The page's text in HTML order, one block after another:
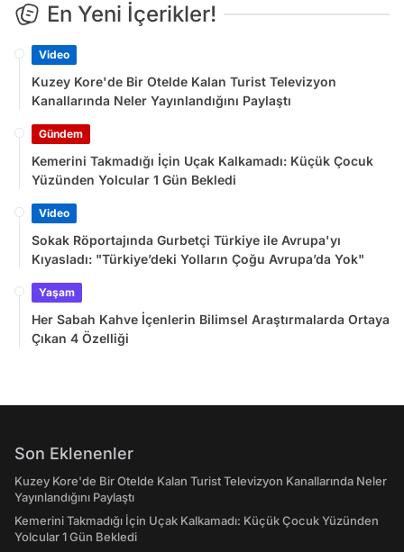
En Yeni İçerikler!
Video
Kuzey Kore'de Bir Otelde Kalan Turist Televizyon
Kanallarında Neler Yayınlandığını Paylaştı
Gündem
Kemerini Takmadığı İçin Uçak Kalkamadı: Küçük Çocuk
Yüzünden Yolcular 1 Gün Bekledi
Video
Sokak Röportajında Gurbetçi Türkiye ile Avrupa'yı
Kıyasladı: "Türkiye’deki Yolların Çoğu Avrupa’da Yok"
Yaşam
Her Sabah Kahve İçenlerin Bilimsel Araştırmalarda Ortaya
Çıkan 4 Özelliği
Son Eklenenler
Kuzey Kore'de Bir Otelde Kalan Turist Televizyon Kanallarında Neler
Yayınlandığını Paylaştı
Kemerini Takmadığı İçin Uçak Kalkamadı: Küçük Çocuk Yüzünden
Yolcular 1 Gün Bekledi